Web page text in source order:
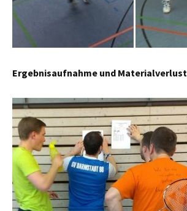
Ergebnisaufnahme und Materialverlust